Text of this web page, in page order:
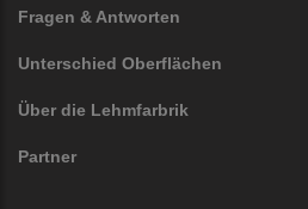
Fragen & Antworten
Unterschied Oberflächen
Über die Lehmfarbrik
Partner